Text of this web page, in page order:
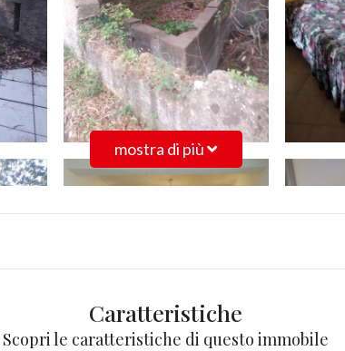
mostra di più
Caratteristiche
Scopri le caratteristiche di questo immobile